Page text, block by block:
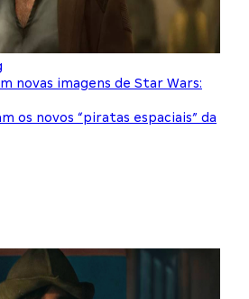
novas imagens de Star Wars:
os novos “piratas espaciais” da